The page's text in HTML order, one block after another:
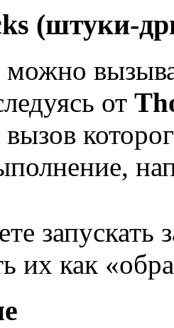
(штуки-
можно
от
вызов
запускать
их как